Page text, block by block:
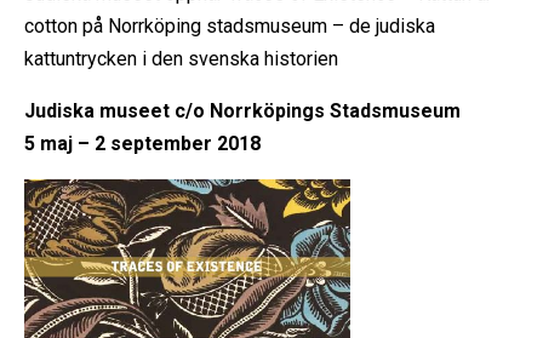
cotton på Norrköping stadsmuseum – de judiska
kattuntrycken i den svenska historien
Judiska museet c/o Norrköpings Stadsmuseum
5 maj – 2 september 2018